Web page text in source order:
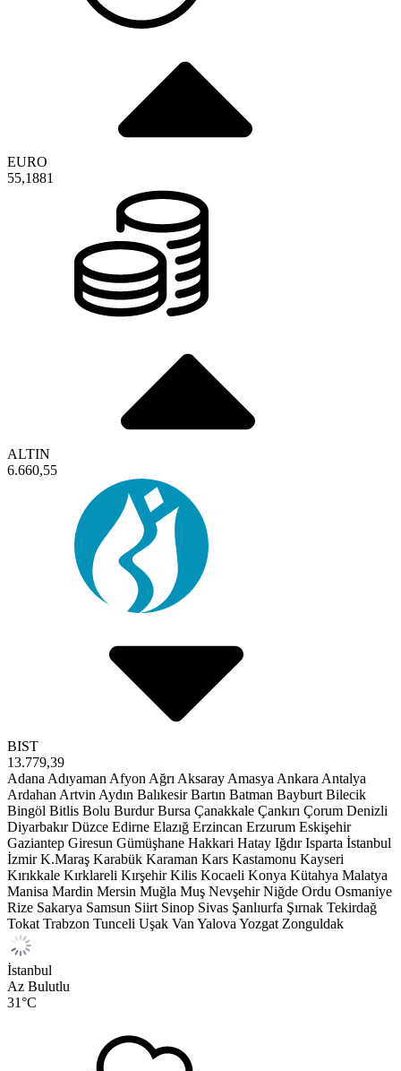
EURO
55,1881
ALTIN
6.660,55
BIST
13.779,39
Adana Adıyaman Afyon Ağrı Aksaray Amasya Ankara Antalya
Ardahan Artvin Aydın Balıkesir Bartın Batman Bayburt Bilecik
Bingöl Bitlis Bolu Burdur Bursa Çanakkale Çankırı Çorum Denizli
Diyarbakır Düzce Edirne Elazığ Erzincan Erzurum Eskişehir
Gaziantep Giresun Gümüşhane Hakkari Hatay Iğdır Isparta İstanbul
İzmir K.Maraş Karabük Karaman Kars Kastamonu Kayseri
Kırıkkale Kırklareli Kırşehir Kilis Kocaeli Konya Kütahya Malatya
Manisa Mardin Mersin Muğla Muş Nevşehir Niğde Ordu Osmaniye
Rize Sakarya Samsun Siirt Sinop Sivas Şanlıurfa Şırnak Tekirdağ
Tokat Trabzon Tunceli Uşak Van Yalova Yozgat Zonguldak
İstanbul
Az Bulutlu
31°C